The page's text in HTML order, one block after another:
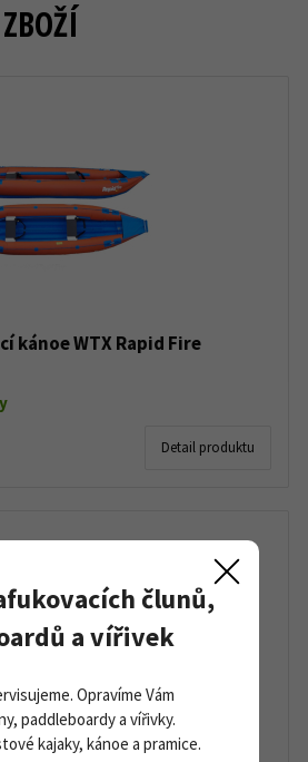
kánoe WTX Rapid Fire
Detail produktu
člunů,
a vířivek
Opravíme Vám
paddleboardy a vířivky.
kajaky, kánoe a pramice.